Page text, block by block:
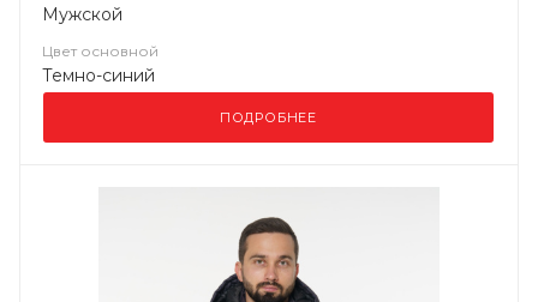
Мужской
Цвет основной
Темно-синий
ПОДРОБНЕЕ